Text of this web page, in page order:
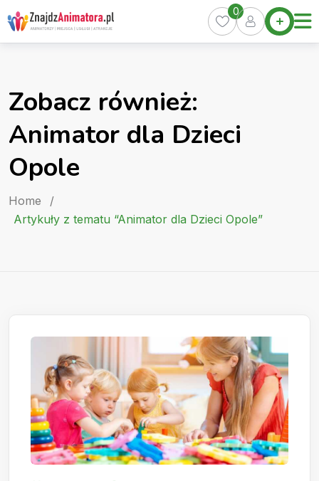
Skip
to
content
Home
Oferty
Kurs
0
Zobacz również:
Animator dla Dzieci
Opole
Home
/
Artykuły z tematu “Animator dla Dzieci Opole”